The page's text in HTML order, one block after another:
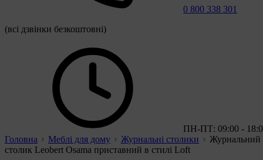
0 800 338 301
(всі дзвінки безкоштовні)
ПН-ПТ: 09:00 -
Головна
Меблі для дому Журнальні столики
Журнальний
столик Leobert Osama приставний в стилі Loft